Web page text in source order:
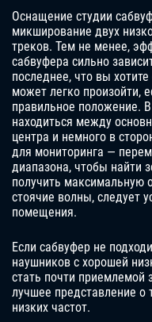
Оснащение студии
микширование двух
треков. Тем не менее,
сабвуфера сильно
последнее, что вы
может легко произойти,
правильное положение.
находиться между
центра и немного в
для мониторинга —
диапазона, чтобы найти
получить максимальную
стоячие волны, следует
помещения.
Если сабвуфер не
наушников с хорошей
стать почти приемлемой
лучшее представление о
низких частот.